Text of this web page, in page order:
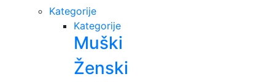
Kategorije
Kategorije
Muški
Ženski